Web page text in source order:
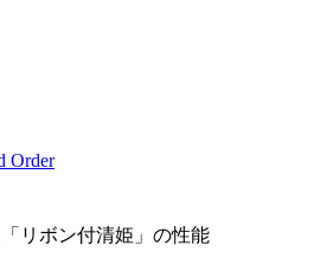
Order
リボン付清姫」の性能